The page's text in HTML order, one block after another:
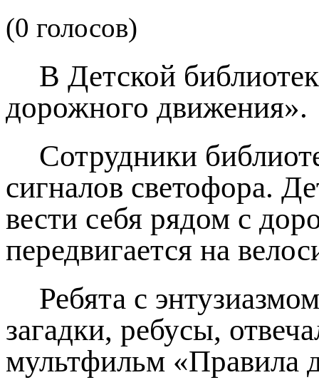
(0 голосов)
В Детской
дорожного движения».
Сотрудники
сигналов светофора.
вести себя рядом с
передвигается на
Ребята с
загадки, ребусы,
мультфильм «Правила